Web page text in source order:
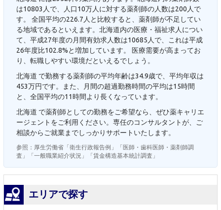
は10803人で、人口10万人に対する薬剤師の人数は200人で
す。 全国平均の226.7人と比較すると、薬剤師が不足してい
る地域であるといえます。北海道内の医療・福祉求人につい
て、平成27年度の月間有効求人数は10685人で、これは平成
26年度比102.8%と増加しています。 医療需要が高まってお
り、転職しやすい環境だといえるでしょう。
北海道 で勤務する薬剤師の平均年齢は34.9歳で、平均年収は
453万円です。また、月間の超過勤務時間の平均は15時間
と、全国平均の11時間より長くなっています。
北海道 で薬剤師としての勤務をご希望なら、ぜひ薬キャリエ
ージェントをご利用ください。専任のコンサルタントが、ご
相談からご就業までしっかりサポートいたします。
参照：厚生労働省「衛生行政報告例」「医師・歯科医師・薬剤師調
査」「一般職業紹介状況」「賃金構造基本統計調査」
エリアで探す